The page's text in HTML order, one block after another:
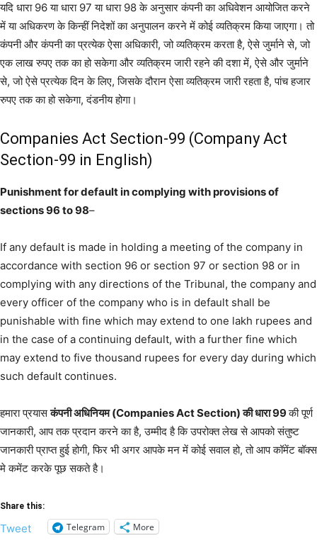
यदि धारा 96 या धारा 97 या धारा 98 के अनुसार कंपनी का अधिवेशन आयोजित करने
में या अधिकरण के किन्हीं निदेशों का अनुपालन करने में कोई व्यतिक्रम किया जाएगा। तो
कंपनी और कंपनी का प्रत्येक ऐसा अधिकारी, जो व्यतिक्रम करता है, ऐसे जुर्माने से, जो
एक लाख रुपए तक का हो सकेगा और व्यतिक्रम जारी रहने की दशा में, ऐसे और जुर्माने
से, जो ऐसे प्रत्येक दिन के लिए, जिसके दौरान ऐसा व्यतिक्रम जारी रहता है, पांच हजार
रुपए तक का हो सकेगा, दंडनीय होगा।
Companies Act Section-99 (Company Act
Section-99 in English)
Punishment for default in complying with provisions of
sections 96 to 98–
If any default is made in holding a meeting of the company in
accordance with section 96 or section 97 or section 98 or in
complying with any directions of the Tribunal, the company and
every officer of the company who is in default shall be
punishable with fine which may extend to one lakh rupees and
in the case of a continuing default, with a further fine which
may extend to five thousand rupees for every day during which
such default continues.
हमारा प्रयासकंपनी अधिनियम (Companies Act Section) की धारा 99की पूर्ण
जानकारी, आप तक प्रदान करने का है, उम्मीद है कि उपरोक्त लेख से आपको संतुष्ट
जानकारी प्राप्त हुई होगी, फिर भी अगर आपके मन में कोई सवाल हो, तो आप कॉमेंट बॉक्स
मे कमेंट करके पूछ सकते है।
Share this:
Tweet Telegram More